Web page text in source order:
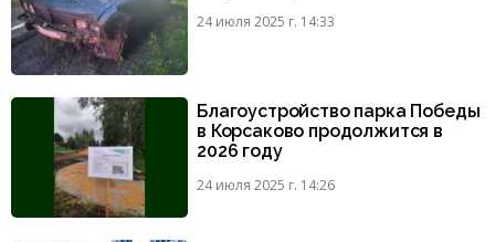
24 июля 2025 г. 14:33
Благоустройство парка Победы
в Корсаково продолжится в
2026 году
24 июля 2025 г. 14:26